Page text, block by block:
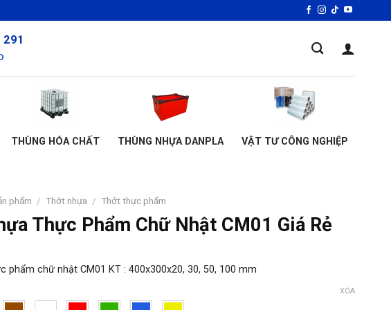
THÙNG HÓA CHẤT THÙNG NHỰA DANPLA VẬT TƯ CÔNG NGHIỆP
phẩm / Thớt nhựa / Thớt thực phẩm
Thực Phẩm Chữ Nhật CM01 Giá Rẻ
phẩm chữ nhật CM01 KT : 400x300x20, 30, 50, 100 mm
XÓA